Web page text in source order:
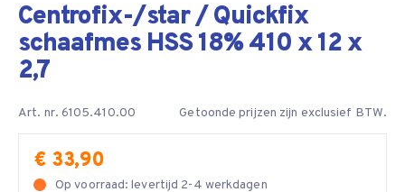
Centrofix-/star / Quickfix
schaafmes HSS 18% 410 x 12 x
2,7
Art. nr. 6105.410.00 Getoonde prijzen zijn exclusief BTW.
€ 33,90
Op voorraad: levertijd 2-4 werkdagen